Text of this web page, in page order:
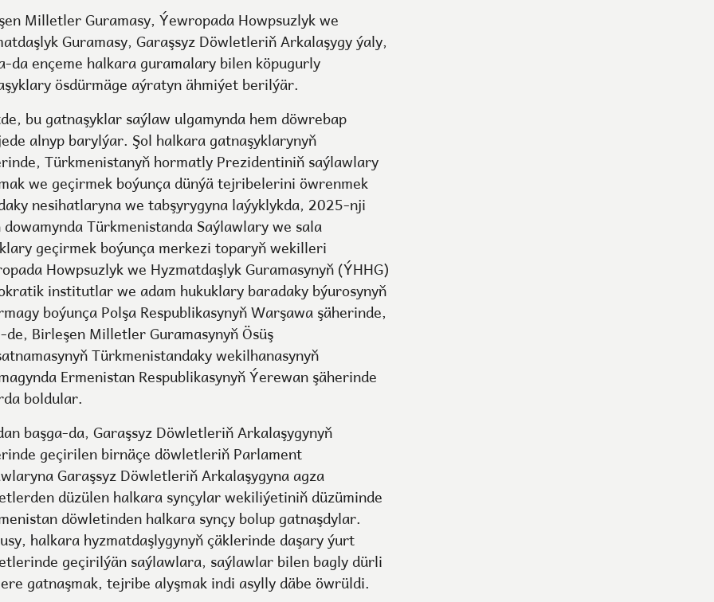
Milletler Guramasy, Ýewropada Howpsuzlyk we
Guramasy, Garaşsyz Döwletleriň Arkalaşygy ýaly,
da ençeme halkara guramalary bilen köpugurly
ösdürmäge aýratyn ähmiýet berilýär.
bu gatnaşyklar saýlaw ulgamynda hem döwrebap
alnyp barylýar. Şol halkara gatnaşyklarynyň
Türkmenistanyň hormatly Prezidentiniň saýlawlary
we geçirmek boýunça dünýä tejribelerini öwrenmek
nesihatlaryna we tabşyrygyna laýyklykda, 2025-nji
Türkmenistanda Saýlawlary we sala
geçirmek boýunça merkezi toparyň wekilleri
Howpsuzlyk we Hyzmatdaşlyk Guramasynyň (ÝHHG)
institutlar we adam hukuklary baradaky býurosynyň
boýunça Polşa Respublikasynyň Warşawa şäherinde,
de, Birleşen Milletler Guramasynyň Ösüş
Türkmenistandaky wekilhanasynyň
Ermenistan Respublikasynyň Ýerewan şäherinde
boldular.
başga-da, Garaşsyz Döwletleriň Arkalaşygynyň
geçirilen birnäçe döwletleriň Parlament
Garaşsyz Döwletleriň Arkalaşygyna agza
düzülen halkara synçylar wekiliýetiniň düzüminde
döwletinden halkara synçy bolup gatnaşdylar.
halkara hyzmatdaşlygynyň çäklerinde daşary ýurt
geçirilýän saýlawlara, saýlawlar bilen bagly dürli
gatnaşmak, tejribe alyşmak indi asylly däbe öwrüldi.